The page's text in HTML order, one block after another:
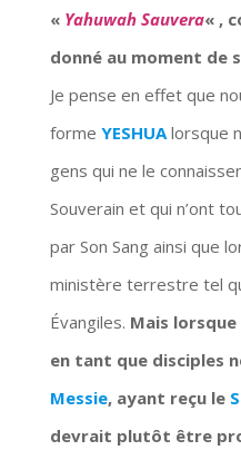
« Yahuwah Sauvera« ,
donné au moment de
Je pense en effet que
forme YESHUAlorsque
gens qui ne le
Souverain et qui n’ont
par Son Sang ainsi que
ministère terrestre tel
Évangiles. Mais
en tant que disciples
Messie, ayant reçu le
devrait plutôt être